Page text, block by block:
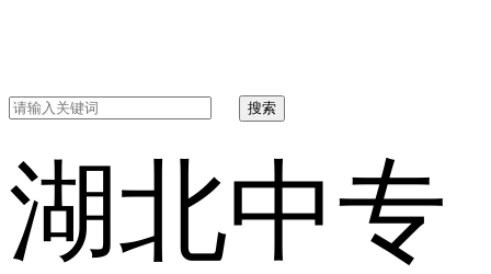
搜索
湖北中专